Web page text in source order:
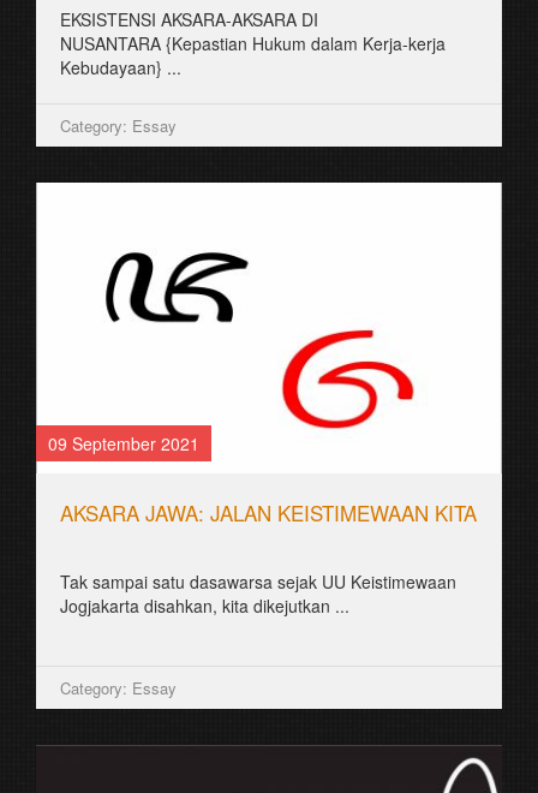
EKSISTENSI AKSARA-AKSARA DI
NUSANTARA {Kepastian Hukum dalam Kerja-kerja
Kebudayaan} ...
Category: Essay
09 September 2021
AKSARA JAWA: JALAN KEISTIMEWAAN KITA
Tak sampai satu dasawarsa sejak UU Keistimewaan
Jogjakarta disahkan, kita dikejutkan ...
Category: Essay